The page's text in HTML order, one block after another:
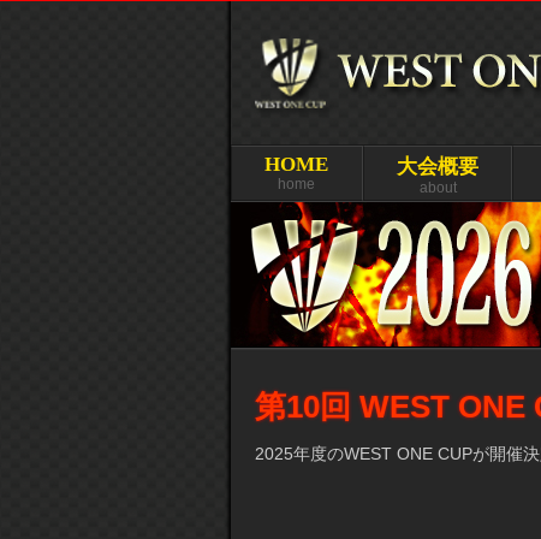
HOME
home
大会概要
about
第10回 WEST ONE
2025年度のWEST ONE CUPが開催決